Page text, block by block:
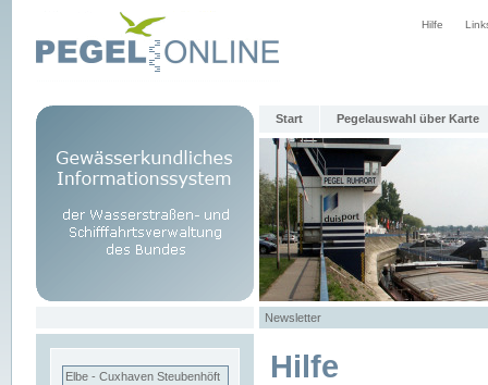
Hilfe
Start Pegelauswahl über Karte
Newsletter
Elbe - Cuxhaven Steubenhöft Hilfe